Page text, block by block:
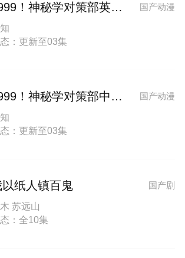
国产动漫
1999！神秘学对策部英配版
：更新至03集
国产动漫
1999！神秘学对策部中配版
：更新至03集
国产剧
以纸人镇百鬼
苏远山
：全10集